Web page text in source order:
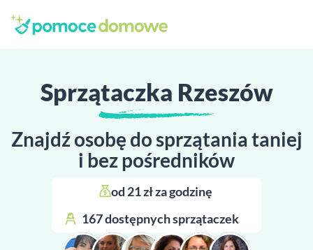
Sprzątaczka Rzeszów
Znajdź osobę do sprzątania taniej
i bez pośredników
od 21 zł za godzinę
167 dostępnych sprzątaczek